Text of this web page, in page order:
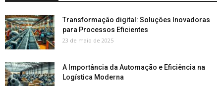
Transformação digital: Soluções Inovadoras
para Processos Eficientes
23 de maio de 2025
A Importância da Automação e Eficiência na
Logística Moderna